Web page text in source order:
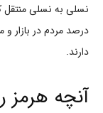
درصد مردم در بازار
دارند.
آنچه هرمز